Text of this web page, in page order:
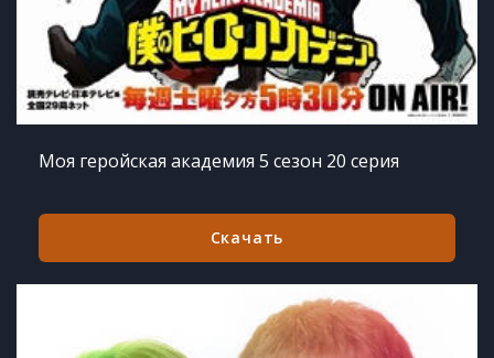
Моя геройская академия 5 сезон 20 серия
Скачать